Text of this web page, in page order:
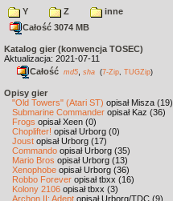
Y
Z
inne
Całość 3074 MB
Katalog gier (konwencja TOSEC)
Aktualizacja: 2021-07-11
Całość md5 sha (7-Zip TUGZip)
Opisy gier
"Old Towers" (Atari ST) opisał Misza (19)
Submarine Commander opisał Kaz (36)
Frogs opisał Xeen (0)
Choplifter! opisał Urborg (0)
Joust opisał Urborg (17)
Commando opisał Urborg (35)
Mario Bros opisał Urborg (13)
Xenophobe opisał Urborg (36)
Robbo Forever opisał tbxx (16)
Kolony 2106 opisał tbxx (3)
Archon II: Adept opisał Urborg/TDC (9)